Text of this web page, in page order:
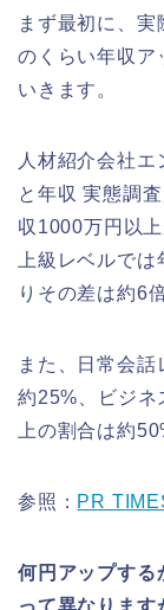
まず最初に、
のくらい年収ア
いきます。
人材紹介会社
と年収 実態調
収1000万円以
上級レベルで
りその差は約6倍
また、日常会
約25%、ビジネ
上の割合は約
参照： PR
何円アップする